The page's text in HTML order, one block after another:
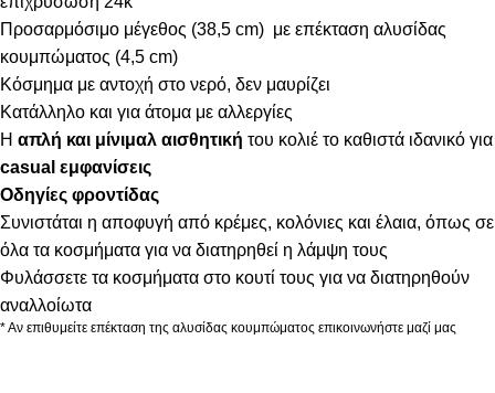
Προσαρμόσιμο μέγεθος (38,5 cm) με επέκταση αλυσίδας
κουμπώματος (4,5 cm)
Κόσμημα με αντοχή στο νερό, δεν μαυρίζει
Κατάλληλο και για άτομα με αλλεργίες
Η απλή και μίνιμαλ αισθητική του κολιέ το καθιστά ιδανικό για
casual εμφανίσεις
Οδηγίες φροντίδας
Συνιστάται η αποφυγή από κρέμες, κολόνιες και έλαια, όπως σε
όλα τα κοσμήματα για να διατηρηθεί η λάμψη τους
Φυλάσσετε τα κοσμήματα στο κουτί τους για να διατηρηθούν
αναλλοίωτα
* Αν επιθυμείτε επέκταση της αλυσίδας κουμπώματος επικοινωνήστε μαζί μας